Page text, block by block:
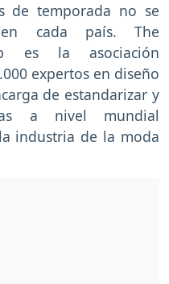
de temporada no se
en cada país. The
es la asociación
expertos en diseño
de estandarizar y
a nivel mundial
industria de la moda